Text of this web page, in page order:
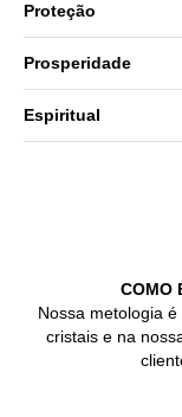
COMO
Nossa metologia
cristais e na
Proteção
Prosperidade
Espiritual